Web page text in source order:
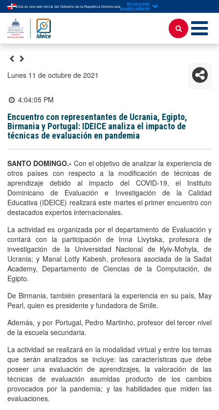
Esta es una web oficial del Gobierno de la República Dominicana
lunes 11 de octubre de 2021
4:04:05 PM
Encuentro con representantes de Ucrania, Egipto,
Birmania y Portugal: IDEICE analiza el impacto de
técnicas de evaluación en pandemia
SANTO DOMINGO.- Con el objetivo de analizar la experiencia de
otros países con respecto a la modificación de técnicas de
aprendizaje debido al impacto del COVID-19, el Instituto
Dominicano de Evaluación e Investigación de la Calidad
Educativa (IDEICE) realizará este martes el primer encuentro con
destacados expertos internacionales.
La actividad es organizada por el departamento de Evaluación y
contará con la participación de Inna Livytska, profesora de
investigación de la Universidad Nacional de Kyiv-Mohyla, de
Ucrania; y Manal Lotfy Kabesh, profesora asociada de la Sadat
Academy, Departamento de Ciencias de la Computación, de
Egipto.
De Birmania, también presentará la experiencia en su país, May
Pearl, quien es presidente y fundadora de Smile.
Además, y por Portugal, Pedro Martinho, profesor del tercer nivel
de la escuela secundaria.
La actividad se realizará en la modalidad virtual y entre los temas
que serán analizados se incluye: las características que debe
poseer una evaluación de aprendizajes, la valoración de las
técnicas de evaluación asumidas producto de los cambios
provocados por la pandemia; y las habilidades que miden las
evaluaciones.